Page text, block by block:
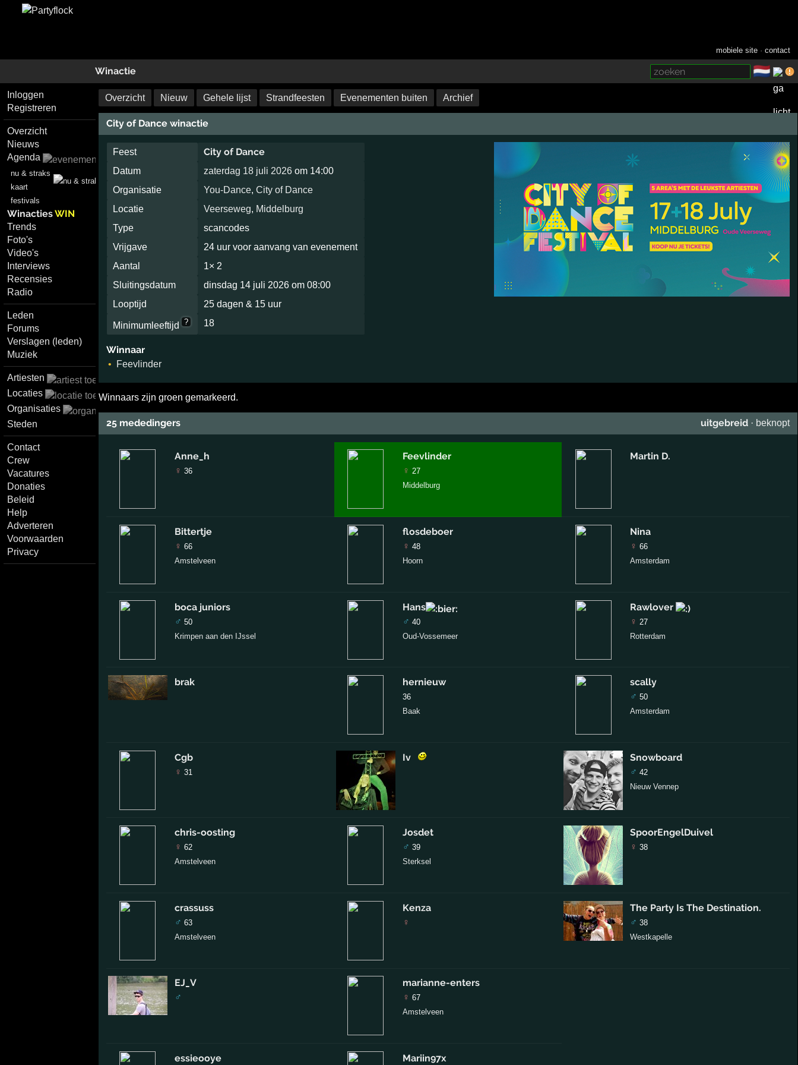
mobiele site ·contact
Winactie 🇳🇱
Inloggen
Registreren
Overzicht
Nieuws
Agenda
nu & straks
kaart
festivals
WinactiesWIN
Trends
Foto's
Video's
Interviews
Recensies
Radio
Leden
Forums
Verslagen (leden)
Muziek
Artiesten
Locaties
Organisaties
Steden
Contact
Crew
Vacatures
Donaties
Beleid
Help
Adverteren
Voorwaarden
Privacy
Overzicht Nieuw Gehele lijst Strandfeesten Evenementen buiten Archief
City of Dance winactie
Feest City of Dance
Datum zaterdag 18 juli 2026 om 14:00
Organisatie
You-Dance,City of Dance
Locatie
Veerseweg, Middelburg
Type
scancodes
Vrijgave
24 uur voor aanvang van evenement
Aantal
1× 2
Sluitingsdatum
dinsdag 14 juli 2026 om 08:00
Looptijd
25 dagen & 15 uur
Minimumleeftijd ? 18
Winnaar
Feevlinder
Winnaars zijn groen gemarkeerd.
25 mededingers uitgebreid · beknopt
Anne_h
♀ 36
Bittertje
♀ 66
Amstelveen
boca juniors
♂ 50
Krimpen aan den IJssel
brak
Cgb
♀ 31
chris-oosting
♀ 62
Amstelveen
crassuss
♂ 63
Amstelveen
EJ_V
♂
essieooye
Feevlinder
♀ 27
Middelburg
flosdeboer
♀ 48
Hoorn
Hans
♂ 40
Oud-Vossemeer
hernieuw
36
Baak
Iv
Josdet
♂ 39
Sterksel
Kenza
♀
marianne-enters
♀ 67
Amstelveen
Mariin97x
Martin D.
Nina
♀ 66
Amsterdam
Rawlover
♀ 27
Rotterdam
scally
♂ 50
Amsterdam
Snowboard
♂ 42
Nieuw Vennep
SpoorEngelDuivel
♀ 38
The Party Is The Destination.
♂ 38
Westkapelle